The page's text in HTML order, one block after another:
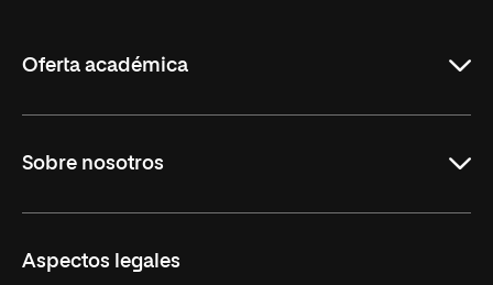
Oferta académica
Formación Continua
Sobre nosotros
Trabaja en UNIR
Aspectos legales